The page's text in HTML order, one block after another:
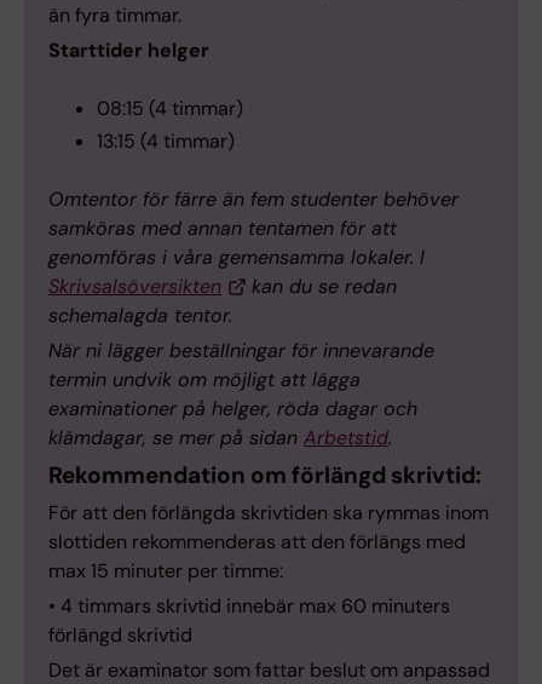
än fyra timmar.
Starttider helger
08:15 (4 timmar)
13:15 (4 timmar)
Omtentor för färre än fem studenter behöver
samköras med annan tentamen för att
genomföras i våra gemensamma lokaler. I
Skrivsalsöversikten
kan du se redan
schemalagda tentor.
När ni lägger beställningar för innevarande
termin undvik om möjligt att lägga
examinationer på helger, röda dagar och
klämdagar, se mer på sidan Arbetstid.
Rekommendation om förlängd skrivtid:
För att den förlängda skrivtiden ska rymmas inom
slottiden rekommenderas att den förlängs med
max 15 minuter per timme:
• 4 timmars skrivtid innebär max 60 minuters
förlängd skrivtid
Det är examinator som fattar beslut om anpassad